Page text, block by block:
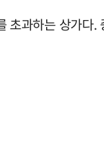
과하는 상가다